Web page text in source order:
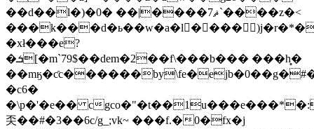
��d��l�)�0� ��|����ޘ7`����z�<
���k���d�ь��w�a�l����
�xł���e?
�ܭ[�m`79$��dem�2��f\���b��� ���h̻�
�c6�
�\p�'�e�� c
奀��#�3��6c/g_;vk~ ���f.�0�fx�j